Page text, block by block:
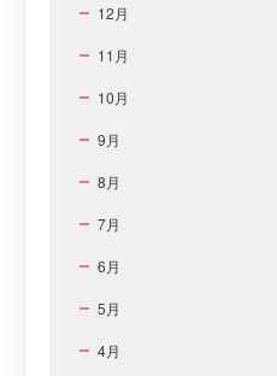
12月
11月
10月
9月
8月
7月
6月
5月
4月